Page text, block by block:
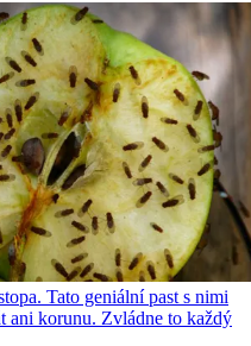
Tato geniální past s nimi
ani korunu. Zvládne to každý